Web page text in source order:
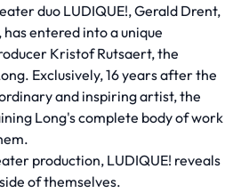
duo LUDIQUE!, Gerald Drent,
entered into a unique
Kristof Rutsaert, the
Exclusively, 16 years after the
and inspiring artist, the
Long's complete body of work
production, LUDIQUE! reveals
of themselves.